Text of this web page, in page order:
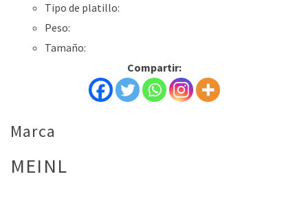
Tipo de platillo:
Peso:
Tamaño:
Compartir:
Marca
MEINL